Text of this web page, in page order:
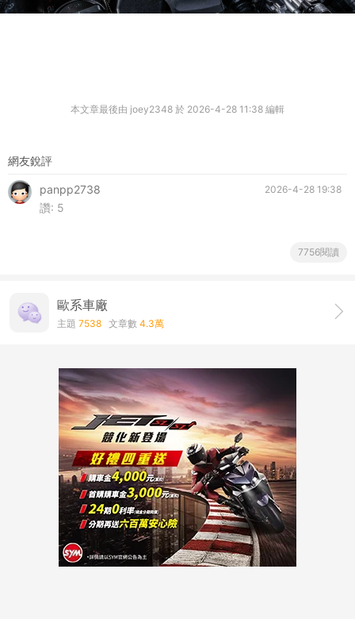
本文章最後由 joey2348 於 2026-4-28 11:38 編輯
網友銳評
2026-4-28 19:38
panpp2738
讚: 5
7756閱讀
歐系車廠
主題 7538 文章數 4.3萬